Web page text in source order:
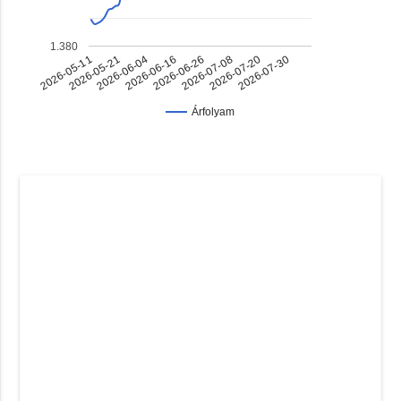
Árfolyam
2026-05-112026-05-212026-06-042026-06-162026-06-262026-07-082026-07-202026-07-30
1.380